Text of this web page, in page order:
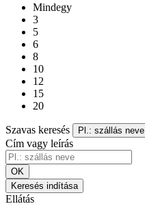
Mindegy
3
5
6
8
10
12
15
20
Szavas keresés Pl.: szállás neve
Cím vagy leírás
OK
Keresés indítása
Ellátás